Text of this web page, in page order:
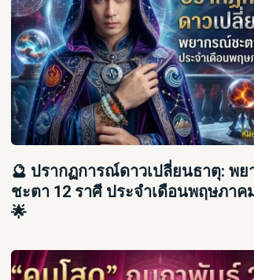
🔮 ปรากฏการณ์ดาวเปลี่ยนธาตุ: พ
ชะตา 12 ราศี ประจำเดือนพฤษภาค
🌟